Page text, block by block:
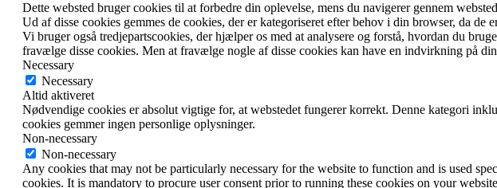
Dette websted bruger cookies til at forbedre din oplevelse, mens du navigerer gennem
Ud af disse cookies gemmes de cookies, der er kategoriseret efter behov i din browser, da
Vi bruger også tredjepartscookies, der hjælper os med at analysere og forstå, hvordan du
fravælge disse cookies. Men at fravælge nogle af disse cookies kan have en indvirkning på
Necessary
Necessary
Altid aktiveret
Nødvendige cookies er absolut vigtige for, at webstedet fungerer korrekt. Denne kategori
cookies gemmer ingen personlige oplysninger.
Non-necessary
Non-necessary
Any cookies that may not be particularly necessary for the website to function and is used
cookies. It is mandatory to procure user consent prior to running these cookies on your